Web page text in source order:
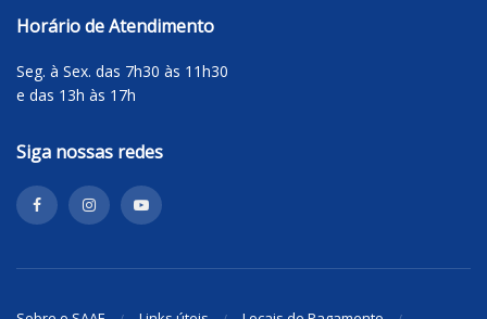
Horário de Atendimento
Seg. à Sex. das 7h30 às 11h30
e das 13h às 17h
Siga nossas redes